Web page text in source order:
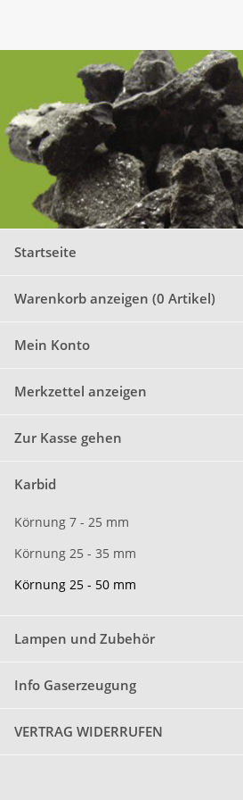
Startseite
Warenkorb anzeigen (0 Artikel)
Mein Konto
Merkzettel anzeigen
Zur Kasse gehen
Karbid
Körnung 7 - 25 mm
Körnung 25 - 35 mm
Körnung 25 - 50 mm
Lampen und Zubehör
Info Gaserzeugung
VERTRAG WIDERRUFEN